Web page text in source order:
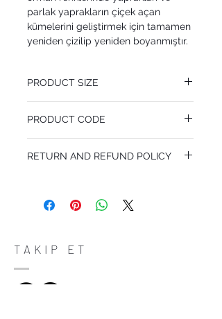
parlak yaprakların çiçek açan
kümelerini geliştirmek için tamamen
yeniden çizilip yeniden boyanmıştır.
PRODUCT SIZE
Pattern Repeat 52 cm
PRODUCT CODE
RETURN AND REFUND POLICY
do in case they are dissatisfied with their
trust and reassure your customers that
they can buy with confidence.
TAKIP ET